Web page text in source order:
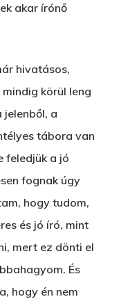
akar írónő
hivatásos,
körül leng
a
tábora van
feledjük a jó
fognak úgy
hogy tudom,
és jó író, mint
mert ez dönti el
És
hogy én nem